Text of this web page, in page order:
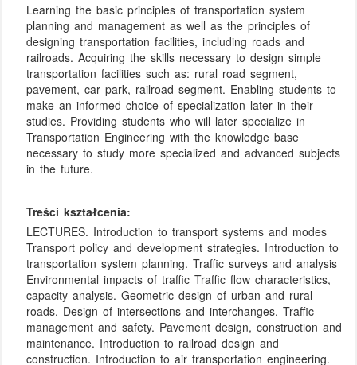
Learning the basic principles of transportation system
planning and management as well as the principles of
designing transportation facilities, including roads and
railroads. Acquiring the skills necessary to design simple
transportation facilities such as: rural road segment,
pavement, car park, railroad segment. Enabling students to
make an informed choice of specialization later in their
studies. Providing students who will later specialize in
Transportation Engineering with the knowledge base
necessary to study more specialized and advanced subjects
in the future.
Treści kształcenia:
LECTURES. Introduction to transport systems and modes
Transport policy and development strategies. Introduction to
transportation system planning. Traffic surveys and analysis
Environmental impacts of traffic Traffic flow characteristics,
capacity analysis. Geometric design of urban and rural
roads. Design of intersections and interchanges. Traffic
management and safety. Pavement design, construction and
maintenance. Introduction to railroad design and
construction. Introduction to air transportation engineering.